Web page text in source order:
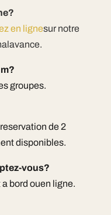
en lignesur notre
groupes.
de 2
disponibles.
vous?
bord ouen ligne.